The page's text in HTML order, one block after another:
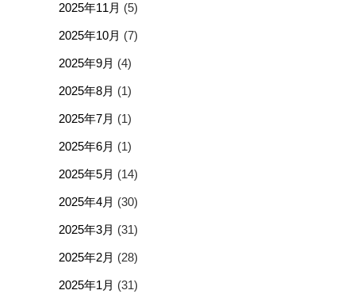
2025年11月 (5)
2025年10月 (7)
2025年9月 (4)
2025年8月 (1)
2025年7月 (1)
2025年6月 (1)
2025年5月 (14)
2025年4月 (30)
2025年3月 (31)
2025年2月 (28)
2025年1月 (31)